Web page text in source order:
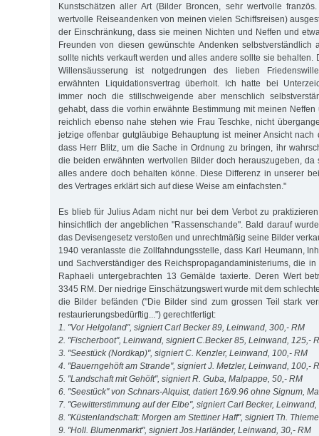
Kunstschätzen aller Art (Bilder Broncen, sehr wertvolle
wertvolle Reiseandenken von meinen vielen Schiffsreisen)
der Einschränkung, dass sie meinen Nichten und Neffen und
Freunden von diesen gewünschte Andenken selbstverständlich
sollte nichts verkauft werden und alles andere sollte sie behalten.
Willensäusserung ist notgedrungen des lieben
erwähnten Liquidationsvertrag überholt. Ich hatte bei
immer noch die stillschweigende aber menschlich
gehabt, dass die vorhin erwähnte Bestimmung mit meinen
reichlich ebenso nahe stehen wie Frau Teschke, nicht
jetzige offenbar gutgläubige Behauptung ist meiner Ansicht nach
dass Herr Blitz, um die Sache in Ordnung zu bringen, ihr
die beiden erwähnten wertvollen Bilder doch herauszugeben, da
alles andere doch behalten könne. Diese Differenz in unserer
des Vertrages erklärt sich auf diese Weise am einfachsten."
Es blieb für Julius Adam nicht nur bei dem Verbot zu
hinsichtlich der angeblichen "Rassenschande". Bald darauf
das Devisengesetz verstoßen und unrechtmäßig seine Bilder
1940 veranlasste die Zollfahndungsstelle, dass Karl Heumann,
und Sachverständiger des Reichspropagandaministeriums, die
Raphaeli untergebrachten 13 Gemälde taxierte. Deren Wert
3345 RM. Der niedrige Einschätzungswert wurde mit dem
die Bilder befänden ("Die Bilder sind zum grossen Teil stark
restaurierungsbedürftig...") gerechtfertigt:
1. "Vor Helgoland", signiert Carl Becker 89, Leinwand, 300,- RM
2. "Fischerboot", Leinwand, signiert C.Becker 85, Leinwand, 125,-
3. "Seestück (Nordkap)", signiert C. Kenzler, Leinwand, 100,- RM
4. "Bauerngehöft am Strande", signiert J. Metzler, Leinwand, 100,-
5. "Landschaft mit Gehöft", signiert R. Guba, Malpappe, 50,- RM
6. "Seestück" von Schnars-Alquist, datiert 16/9.96 ohne Signum,
7. "Gewitterstimmung auf der Elbe", signiert Carl Becker,
8. "Küstenlandschaft: Morgen am Stettiner Haff", signiert Th.
9. "Holl. Blumenmarkt", signiert Jos.Harländer, Leinwand, 30,- RM